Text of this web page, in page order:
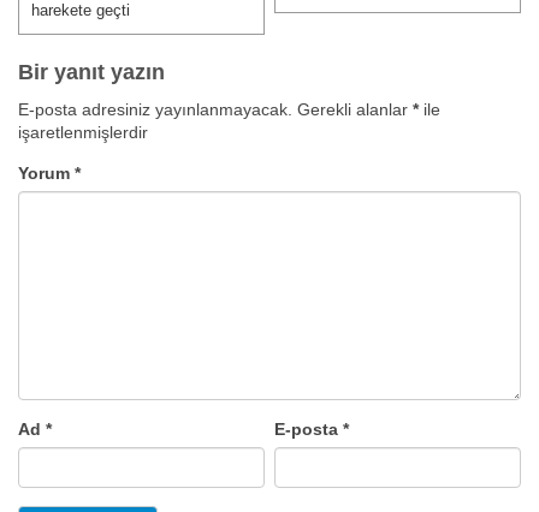
harekete geçti
Bir yanıt yazın
E-posta adresiniz yayınlanmayacak. Gerekli alanlar *ile
işaretlenmişlerdir
Yorum *
Ad * E-posta*